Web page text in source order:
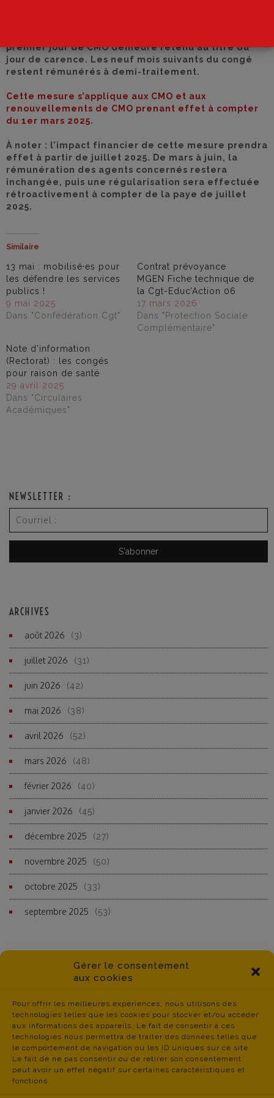
Gérer le consentement
aux cookies
Pour offrir les meilleures expériences, nous utilisons des
technologies telles que les cookies pour stocker et/ou accéder
aux informations des appareils. Le fait de consentir à ces
technologies nous permettra de traiter des données telles que
le comportement de navigation ou les ID uniques sur ce site.
Le fait de ne pas consentir ou de retirer son consentement
peut avoir un effet négatif sur certaines caractéristiques et
fonctions.
premier jour de CMO demeure retenu au titre du
jour de carence. Les neuf mois suivants du congé
restent rémunérés à demi-traitement.
Cette mesure s’applique aux CMO et aux
renouvellements de CMO prenant effet à compter
du 1er mars 2025.
À noter : l’impact financier de cette mesure prendra
effet à partir de juillet 2025. De mars à juin, la
rémunération des agents concernés restera
inchangée, puis une régularisation sera effectuée
rétroactivement à compter de la paye de juillet
2025.
Similaire
13 mai : mobilisé·es pour
les défendre les services
publics !
9 mai 2025
Dans "Confédération Cgt"
Contrat prévoyance
MGEN Fiche technique de
la Cgt-Educ’Action 06
17 mars 2026
Dans "Protection Sociale
Complémentaire"
Note d’information
(Rectorat) : les congés
pour raison de santé
29 avril 2025
Dans "Circulaires
Académiques"
NEWSLETTER :
ARCHIVES
août 2026 (3)
juillet 2026 (31)
juin 2026 (42)
mai 2026 (38)
avril 2026 (52)
mars 2026 (48)
février 2026 (40)
janvier 2026 (45)
décembre 2025 (27)
novembre 2025 (50)
octobre 2025 (33)
septembre 2025 (53)